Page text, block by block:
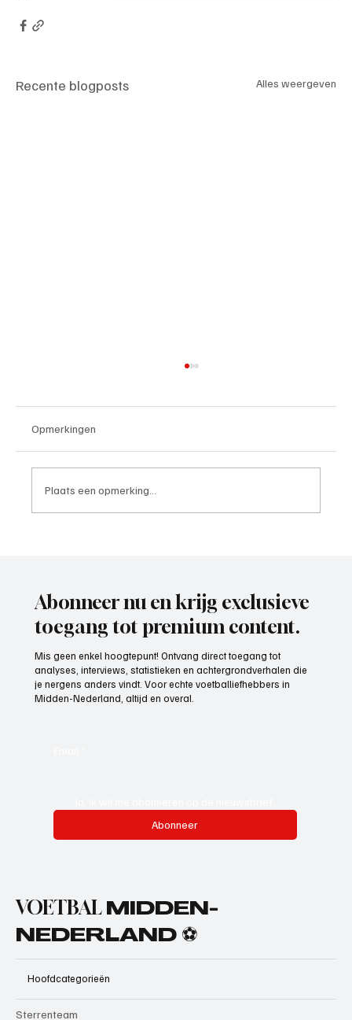
Recente blogposts Alles weergeven
Opmerkingen
Plaats een opmerking...
Abonneer nu en krijg exclusieve
toegang tot premium content.
Mis geen enkel hoogtepunt! Ontvang direct toegang tot
analyses, interviews, statistieken en achtergrondverhalen die
je nergens anders vindt. Voor echte voetballiefhebbers in
Midden-Nederland, altijd en overal.
Abonneer
VOETBAL MIDDEN-
NEDERLAND ⚽
Hoofdcategorieën
Sterrenteam